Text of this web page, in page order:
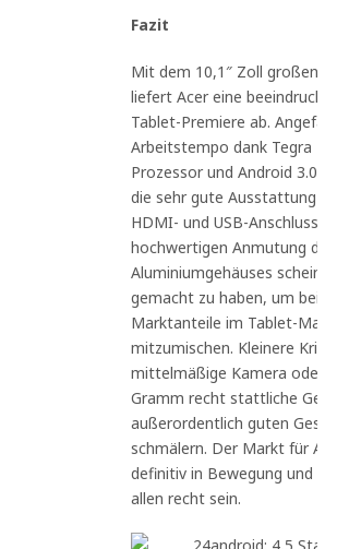
Fazit
Mit dem 10,1″ Zoll großen
liefert Acer eine
Tablet-Premiere ab.
Arbeitstempo dank Tegra 2
Prozessor und Android 3.0
die sehr gute Ausstattung
HDMI- und USB-Anschluss
hochwertigen Anmutung des
Aluminiumgehäuses scheint
gemacht zu haben, um
Marktanteile im Tablet-
mitzumischen. Kleinere
mittelmäßige Kamera oder
Gramm recht stattliche
außerordentlich guten
schmälern. Der Markt für
definitiv in Bewegung und
allen recht sein.